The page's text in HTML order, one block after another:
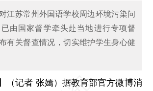
江苏常州外国语学校周边环境污染问
由国家督学牵头赴当地进行专项督
有关督查情况，切实维护学生身心健
（记者 张嫣） 据教育部官方微博消